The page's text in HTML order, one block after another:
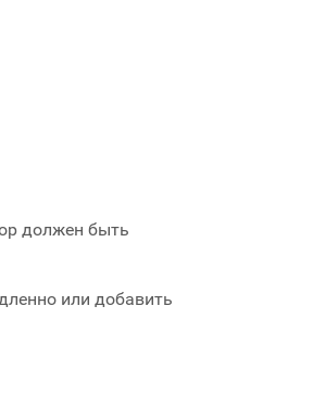
должен быть
или добавить